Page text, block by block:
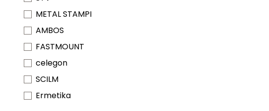
METAL STAMPI
AMBOS
FASTMOUNT
celegon
SCILM
Ermetika